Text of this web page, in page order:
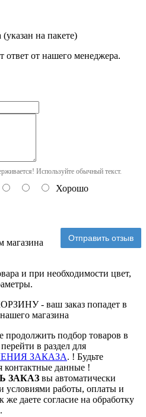
на пакете)
ответ от нашего менеджера.
Используйте обычный текст.
Хорошо
Отправить отзыв
магазина
и при необходимости цвет,
- ваш заказ попадет в
магазина
продолжить подбор товаров в
в раздел для
ЗАКАЗА. ! Будьте
контактные данные !
ЗАКАЗ вы автоматически
условиями работы, оплаты и
же даете согласие на обработку